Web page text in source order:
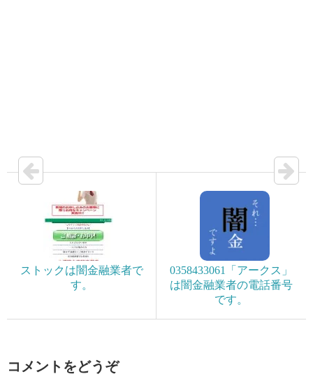
ストックは闇金融業者で
す。
0358433061「アークス」
は闇金融業者の電話番号
です。
コメントをどうぞ